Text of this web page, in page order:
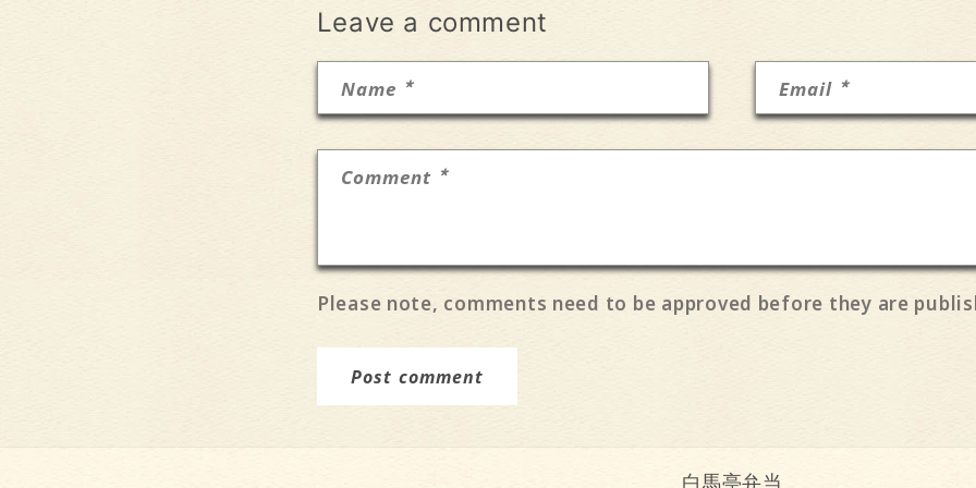
Leave a comment
Name * Email *
Comment *
Please note, comments need to be approved before they are
白馬亭弁当